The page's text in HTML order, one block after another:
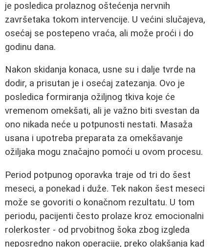
je posledica prolaznog oštećenja nervnih
završetaka tokom intervencije. U većini slučajeva,
osećaj se postepeno vraća, ali može proći i do
godinu dana.
Nakon skidanja konaca, usne su i dalje tvrde na
dodir, a prisutan je i osećaj zatezanja. Ovo je
posledica formiranja ožiljnog tkiva koje će
vremenom omekšati, ali je važno biti svestan da
ono nikada neće u potpunosti nestati. Masaža
usana i upotreba preparata za omekšavanje
ožiljaka mogu značajno pomoći u ovom procesu.
Period potpunog oporavka traje od tri do šest
meseci, a ponekad i duže. Tek nakon šest meseci
može se govoriti o konačnom rezultatu. U tom
periodu, pacijenti često prolaze kroz emocionalni
rolerkoster - od prvobitnog šoka zbog izgleda
neposredno nakon operacije, preko olakšanja kad